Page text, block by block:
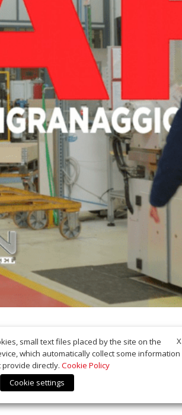
X
small text files placed by the site on the
which automatically collect some information
directly. Cookie Policy
Cookie settings